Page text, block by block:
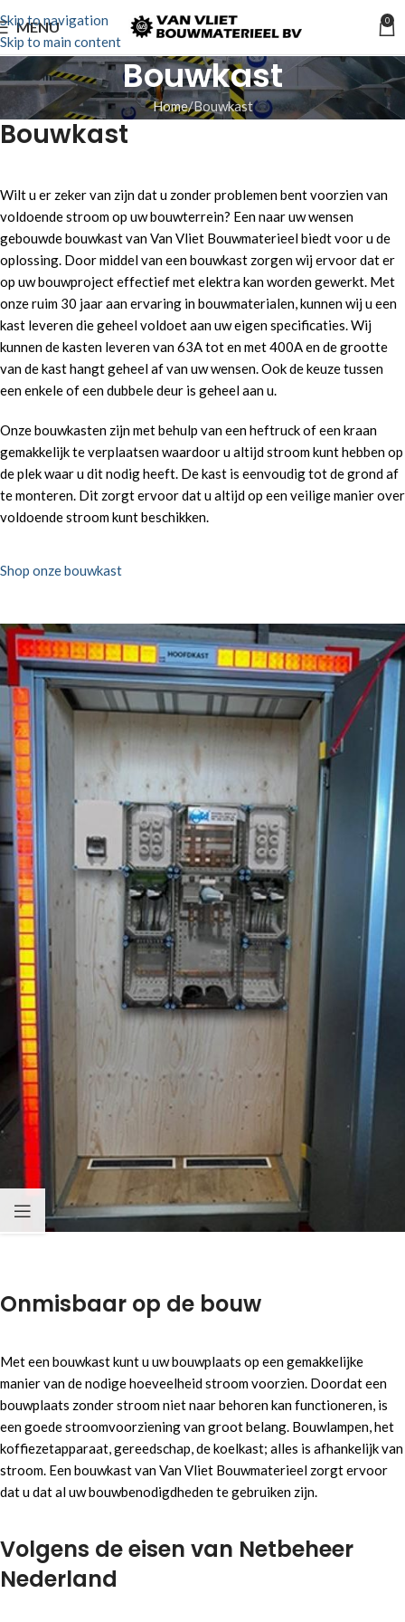
Skip to navigation
Skip to main content
MENU 0
Bouwkast
Home Bouwkast
Bouwkast
Wilt u er zeker van zijn dat u zonder problemen bent voorzien van
voldoende stroom op uw bouwterrein? Een naar uw wensen
gebouwde bouwkast van Van Vliet Bouwmaterieel biedt voor u de
oplossing. Door middel van een bouwkast zorgen wij ervoor dat er
op uw bouwproject effectief met elektra kan worden gewerkt. Met
onze ruim 30 jaar aan ervaring in bouwmaterialen, kunnen wij u een
kast leveren die geheel voldoet aan uw eigen specificaties. Wij
kunnen de kasten leveren van 63A tot en met 400A en de grootte
van de kast hangt geheel af van uw wensen. Ook de keuze tussen
een enkele of een dubbele deur is geheel aan u.
Onze bouwkasten zijn met behulp van een heftruck of een kraan
gemakkelijk te verplaatsen waardoor u altijd stroom kunt hebben op
de plek waar u dit nodig heeft. De kast is eenvoudig tot de grond af
te monteren. Dit zorgt ervoor dat u altijd op een veilige manier over
voldoende stroom kunt beschikken.
Shop onze bouwkast
Onmisbaar op de bouw
Met een bouwkast kunt u uw bouwplaats op een gemakkelijke
manier van de nodige hoeveelheid stroom voorzien. Doordat een
bouwplaats zonder stroom niet naar behoren kan functioneren, is
een goede stroomvoorziening van groot belang. Bouwlampen, het
koffiezetapparaat, gereedschap, de koelkast; alles is afhankelijk van
stroom. Een bouwkast van Van Vliet Bouwmaterieel zorgt ervoor
dat u dat al uw bouwbenodigdheden te gebruiken zijn.
Volgens de eisen van Netbeheer
Nederland